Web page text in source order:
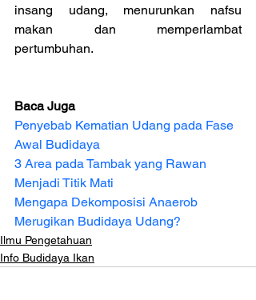
insang udang, menurunkan nafsu
makan dan memperlambat
pertumbuhan.
Baca Juga
Penyebab Kematian Udang pada Fase
Awal Budidaya
3 Area pada Tambak yang Rawan
Menjadi Titik Mati
Mengapa Dekomposisi Anaerob
Merugikan Budidaya Udang?
Ilmu Pengetahuan
Info Budidaya Ikan